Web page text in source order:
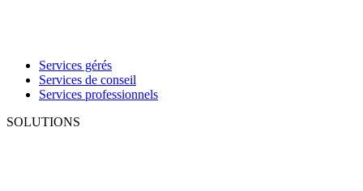
Services gérés
Services de conseil
Services professionnels
SOLUTIONS